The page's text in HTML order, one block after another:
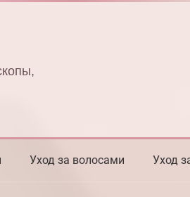
Уход за волосами Уход